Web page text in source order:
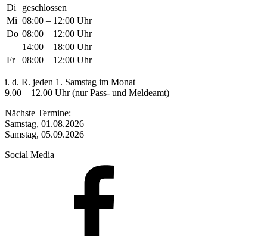
Di
geschlossen
Mi 08:00 – 12:00 Uhr
Do 08:00 – 12:00 Uhr
14:00 – 18:00 Uhr
Fr
08:00 – 12:00 Uhr
i. d. R. jeden 1. Samstag im Monat
9.00 – 12.00 Uhr (nur Pass- und Meldeamt)
Nächste Termine:
Samstag, 01.08.2026
Samstag, 05.09.2026
Social Media